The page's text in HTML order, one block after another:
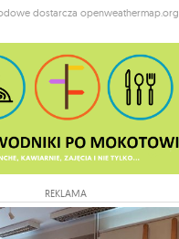
dostarcza openweathermap.org
REKLAMA